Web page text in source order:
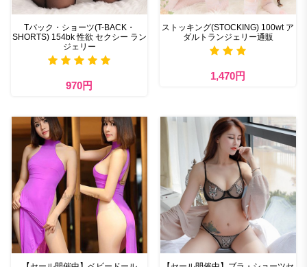
Tバック・ショーツ(T-BACK・
SHORTS) 154bk 性欲 セクシー ラン
ジェリー
970円
ストッキング(STOCKING) 100wt ア
ダルトランジェリー通販
1,470円